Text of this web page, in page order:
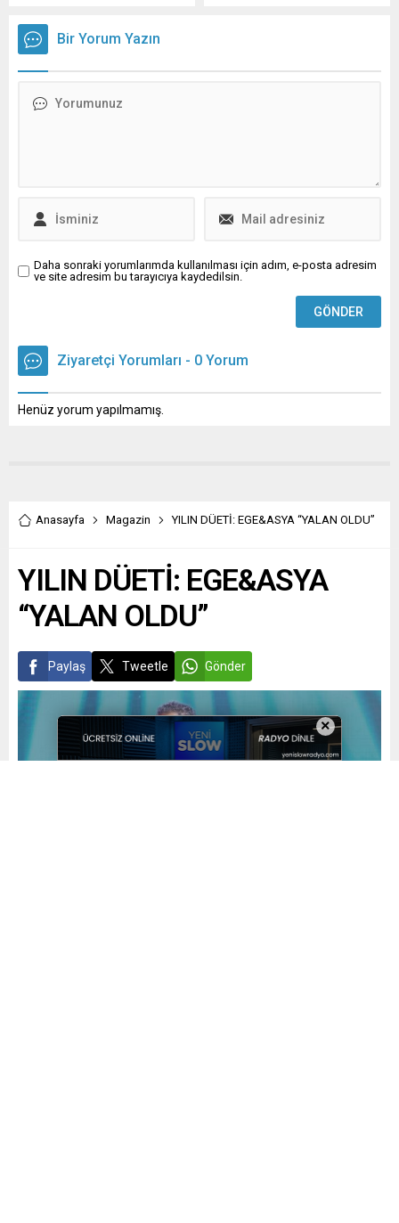
kez daha gündeme taşıdı.
Doğumu hastane dışında
çıkartamıyor. Nüfus
Ancak Sistem Tanımıyor
Bir Yorum Yazın
Daha sonraki yorumlarımda kullanılması için adım, e-posta adresim
ve site adresim bu tarayıcıya kaydedilsin.
Ziyaretçi Yorumları - 0 Yorum
Henüz yorum yapılmamış.
Anasayfa Magazin YILIN DÜETİ: EGE&ASYA “YALAN OLDU”
YILIN DÜETİ: EGE&ASYA
“YALAN OLDU”
Paylaş Tweetle Gönder
×